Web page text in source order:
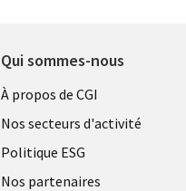
Qui sommes-nous
Useful
links
FRANCE
À propos de CGI
Nos secteurs d'activité
Politique ESG
Nos partenaires